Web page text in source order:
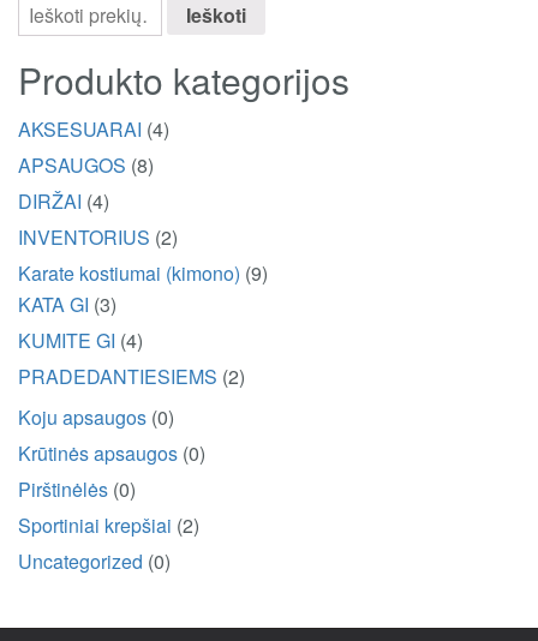
Ieškoti
Produkto kategorijos
AKSESUARAI (4)
APSAUGOS (8)
DIRŽAI (4)
INVENTORIUS (2)
Karate kostiumai (kimono) (9)
KATA GI (3)
KUMITE GI (4)
PRADEDANTIESIEMS (2)
Koju apsaugos (0)
Krūtinės apsaugos (0)
Pirštinėlės (0)
Sportiniai krepšiai (2)
Uncategorized (0)